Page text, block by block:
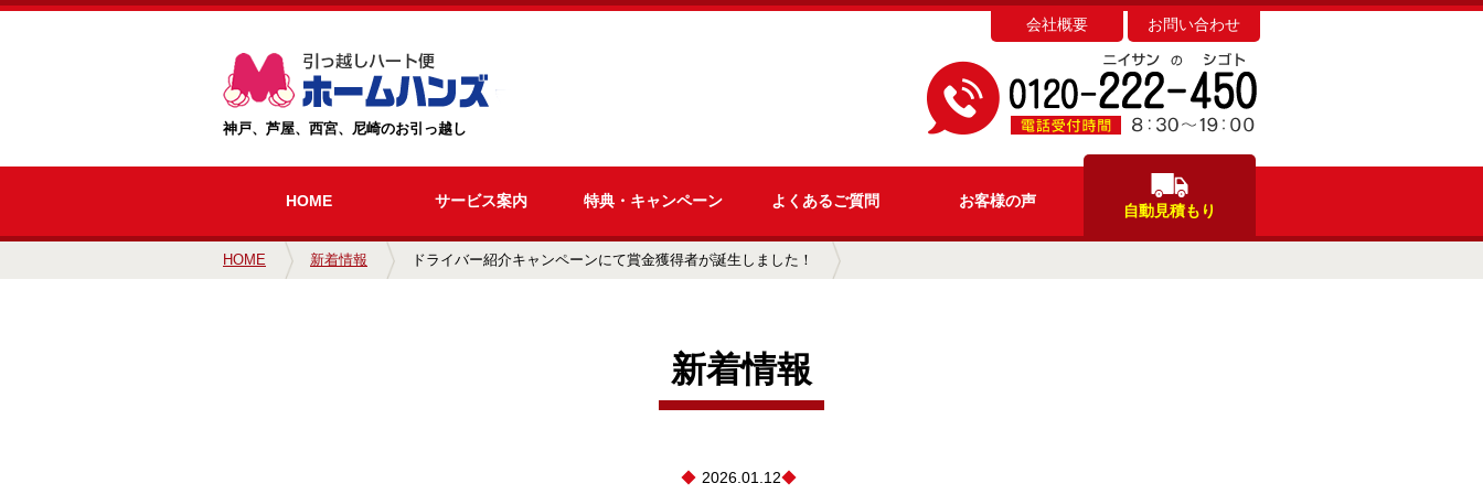
会社概要 お問い合わせ
神戸、芦屋、西宮、尼崎のお引っ越し
HOME サービス案内 特典・ キャンペーン よくあるご質問 お客様の声
自動見積もり
HOME 新着情報 ドライバー紹介キャンペーンにて賞金獲得者が誕生しました！
新着情報
2026.01.12